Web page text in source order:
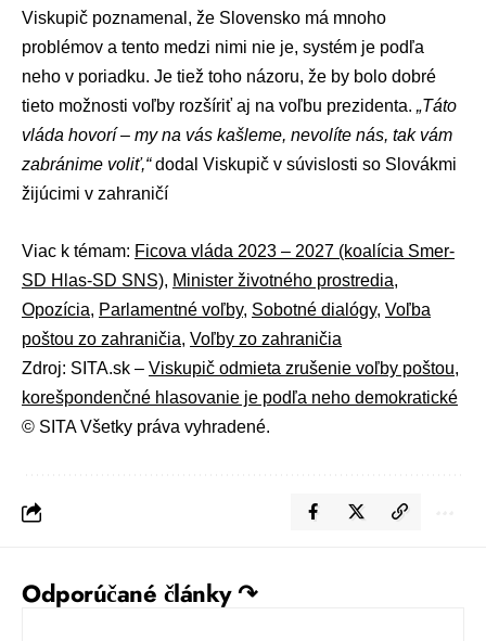
Viskupič poznamenal, že Slovensko má mnoho
problémov a tento medzi nimi nie je, systém je podľa
neho v poriadku. Je tiež toho názoru, že by bolo dobré
tieto možnosti voľby rozšíriť aj na voľbu prezidenta. „Táto
vláda hovorí – my na vás kašleme, nevolíte nás, tak vám
zabránime voliť,“dodal Viskupič v súvislosti so Slovákmi
žijúcimi v zahraničí
Viac k témam: Ficova vláda 2023 – 2027 (koalícia Smer-
SD Hlas-SD SNS), Minister životného prostredia,
Opozícia, Parlamentné voľby, Sobotné dialógy, Voľba
poštou zo zahraničia, Voľby zo zahraničia
Zdroj: SITA.sk – Viskupič odmieta zrušenie voľby poštou,
korešpondenčné hlasovanie je podľa neho demokratické
© SITA Všetky práva vyhradené.
Odporúčané články ↷